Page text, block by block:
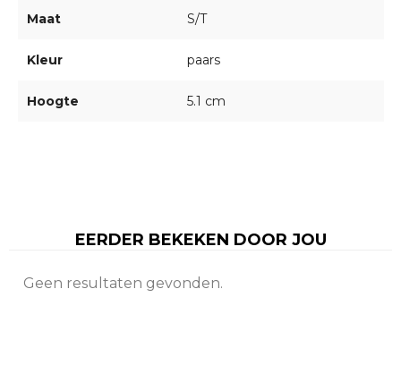
Maat S/T
Kleur paars
Hoogte 5.1 cm
EERDER BEKEKEN DOOR JOU
Geen resultaten gevonden.